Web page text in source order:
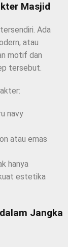
Masjid
Ada
atau
motif dan
tersebut.
navy
atau emas
hanya
estetika
Jangka